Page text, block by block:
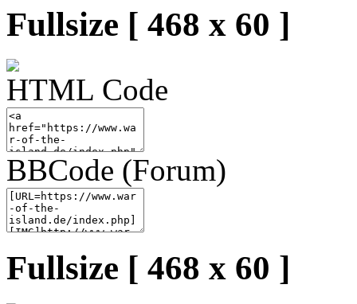
Fullsize [ 468 x 60 ]
HTML Code
BBCode (Forum)
Fullsize [ 468 x 60 ]